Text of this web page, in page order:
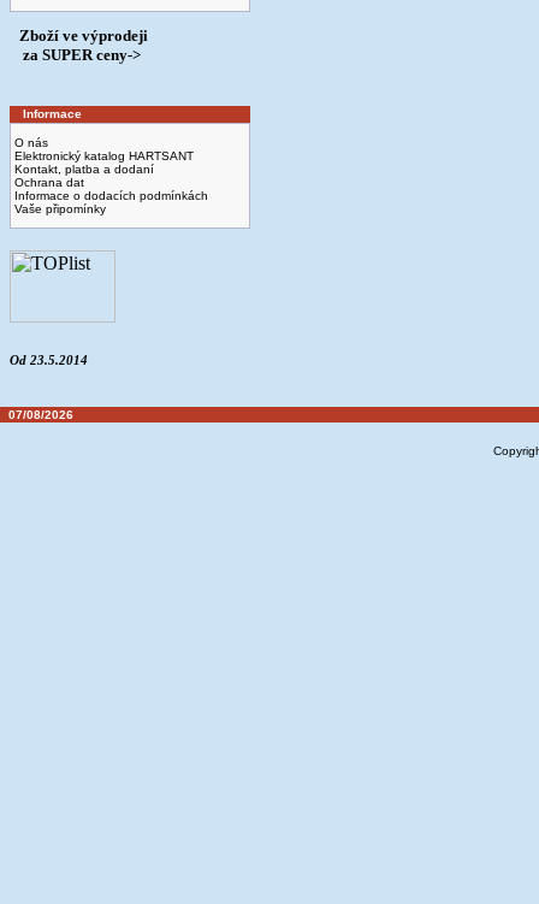
Zboží ve výprodeji
­ za SUPER ceny->
Informace
O nás
Elektronický katalog HARTSANT
Kontakt, platba a dodaní
Ochrana dat
Informace o dodacích podmínkách
Vaše připomínky
Od 23.5.2014
07/08/2026